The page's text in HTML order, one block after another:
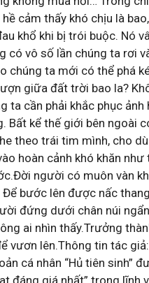
cảm thấy khó chịu là
khổ khi bị trói buộc. Nó
có vô số lần chúng ta rơi
chúng ta mới có thể phá
giữa đất trời bao la?
ta cần phải khắc phục
Bất kể thế giới bên ngoài
theo trái tim mình, cho
hoàn cảnh khó khăn
người có muôn vàn
Để bước lên được nấc
đứng dưới chân núi
ai nhìn thấy.Trưởng
vươn lên.Thông tin tác
cá nhân “Hủ tiên sinh”